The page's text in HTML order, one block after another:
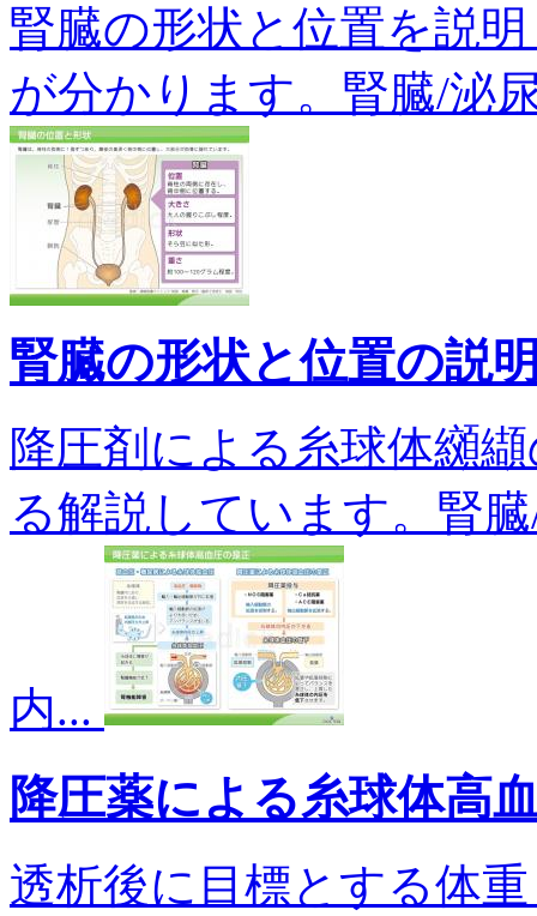
腎臓の形状と位置を説
が分かります。腎臓/泌
腎臓の形状と位置の説
降圧剤による糸球体纐
る解説しています。腎
内...
降圧薬による糸球体高
透析後に目標とする体